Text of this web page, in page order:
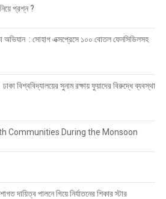
প্রশ্ন ?
অভিযান : সোহাগ এক্সপ্রেসে ১০০ বোতল ফেনসিডিলসহ
বিশ্ববিদ্যালয়ের সুনাম রক্ষায় ফুয়াদের বিরুদ্ধে ব্যবস্থা
Communities During the Monsoon
দায়িত্ব পালনে গিয়ে নির্যাতনের শিকার স্টার